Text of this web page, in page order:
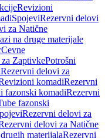
Revizioni
SpojeviRezervni delovi
za Natične
na druge materijale
Cevne
ZaptivkePotrošni
Rezervni delovi za
komadiRezervni
fazonski komadiRezervni
fazonski
Rezervni delovi za
delovi za Natične
materijalaRezervni